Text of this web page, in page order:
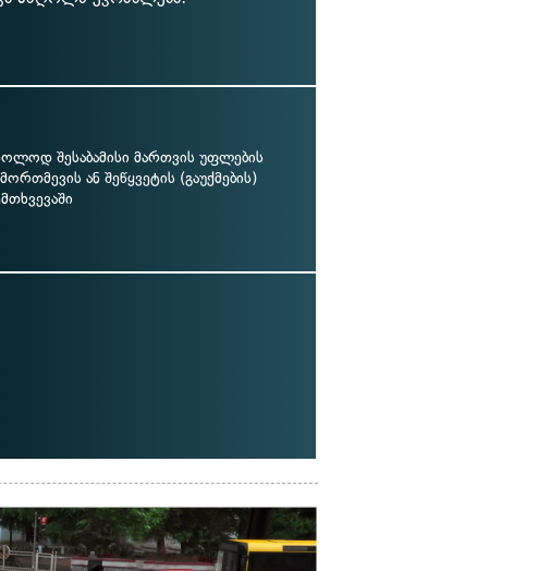
შესაბამისი მართვის უფლების
ან შეწყვეტის (გაუქმების)